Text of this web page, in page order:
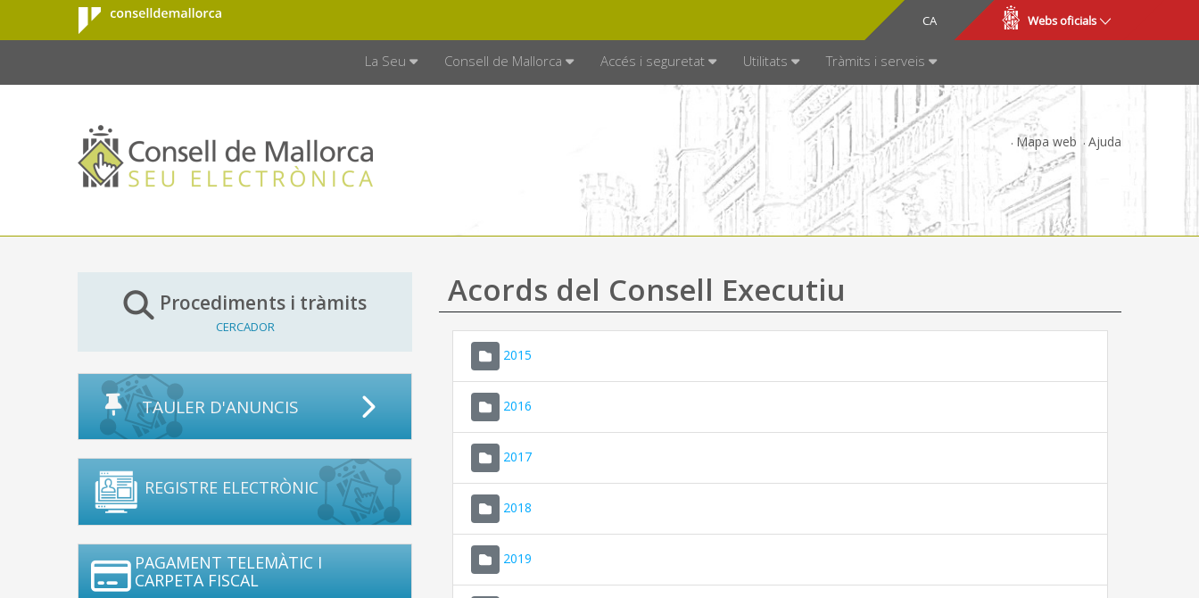
Salta al contingut principal
Consell de
Mallorca
CA
ES Webs oficials
La Seu Consell de Mallorca Accés i seguretat Utilitats Tràmits i serveis
Mapa web Ajuda
Procediments i tràmits
CERCADOR
TAULER D'ANUNCIS
REGISTRE ELECTRÒNIC
PAGAMENT TELEMÀTIC I
CARPETA FISCAL
Acords del Consell Executiu
2015
2016
2017
2018
2019